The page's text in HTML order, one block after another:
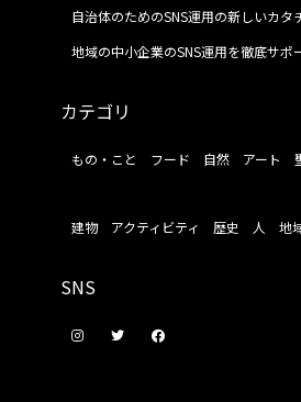
自治体のためのSNS運用の新しいカタ
地域の中小企業のSNS運用を徹底サポ
カテゴリ
もの・こと フード 自然 アート
建物 アクティビティ 歴史 人 地
SNS